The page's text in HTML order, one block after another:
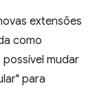
extensões
como
possível mudar
para